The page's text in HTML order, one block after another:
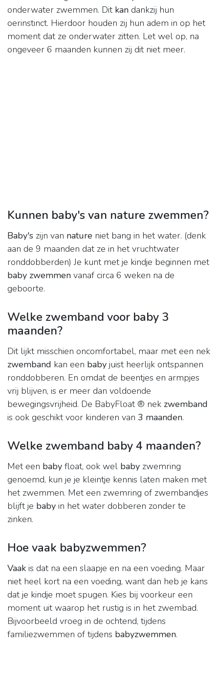
onderwater zwemmen. Dit kan dankzij hun
oerinstinct. Hierdoor houden zij hun adem in op het
moment dat ze onderwater zitten. Let wel op, na
ongeveer 6 maanden kunnen zij dit niet meer.
Kunnen baby's van nature zwemmen?
Baby's zijn van nature niet bang in het water. (denk
aan de 9 maanden dat ze in het vruchtwater
ronddobberden) Je kunt met je kindje beginnen met
baby zwemmen vanaf circa 6 weken na de
geboorte.
Welke zwemband voor baby 3
maanden?
Dit lijkt misschien oncomfortabel, maar met een nek
zwemband kan een baby juist heerlijk ontspannen
ronddobberen. En omdat de beentjes en armpjes
vrij blijven, is er meer dan voldoende
bewegingsvrijheid. De BabyFloat ® nek zwemband
is ook geschikt voor kinderen van 3 maanden.
Welke zwemband baby 4 maanden?
Met een baby float, ook wel baby zwemring
genoemd, kun je je kleintje kennis laten maken met
het zwemmen. Met een zwemring of zwembandjes
blijft je baby in het water dobberen zonder te
zinken.
Hoe vaak babyzwemmen?
Vaak is dat na een slaapje en na een voeding. Maar
niet heel kort na een voeding, want dan heb je kans
dat je kindje moet spugen. Kies bij voorkeur een
moment uit waarop het rustig is in het zwembad.
Bijvoorbeeld vroeg in de ochtend, tijdens
familiezwemmen of tijdens babyzwemmen.